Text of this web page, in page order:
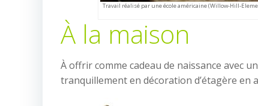
Travail réalisé par une école américaine (Willow-Hill-
À la maison
À offrir comme cadeau de naissance avec
tranquillement en décoration d’étagère en